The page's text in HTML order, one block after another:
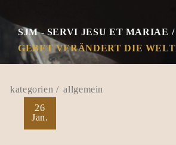
SJM - SERVI JESU ET MARIAE
GEBET VERÄNDERT DIE WELT
allgemein
26
Jan.